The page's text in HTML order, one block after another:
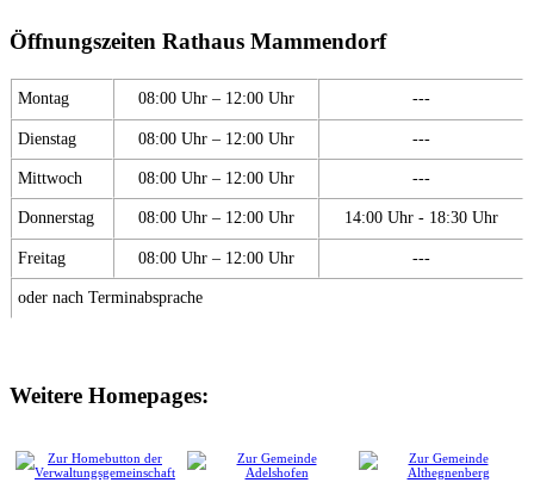
Öffnungszeiten Rathaus Mammendorf
Montag 08:00 Uhr – 12:00 Uhr ---
Dienstag 08:00 Uhr – 12:00 Uhr ---
Mittwoch 08:00 Uhr – 12:00 Uhr ---
Donnerstag 08:00 Uhr – 12:00 Uhr 14:00 Uhr - 18:30 Uhr
Freitag 08:00 Uhr – 12:00 Uhr ---
oder nach Terminabsprache
Weitere Homepages: